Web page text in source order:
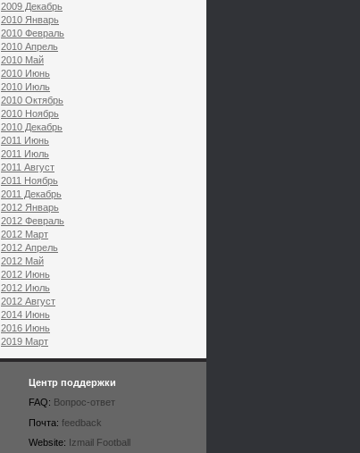
2009 Декабрь
2010 Январь
2010 Февраль
2010 Апрель
2010 Май
2010 Июнь
2010 Июль
2010 Октябрь
2010 Ноябрь
2010 Декабрь
2011 Июнь
2011 Июль
2011 Август
2011 Ноябрь
2011 Декабрь
2012 Январь
2012 Февраль
2012 Март
2012 Апрель
2012 Май
2012 Июнь
2012 Июль
2012 Август
2014 Июнь
2016 Июнь
2019 Март
Центр поддержки
FAQ: Вопрос-ответ
Почта: feedback
Website:
Izmail Football